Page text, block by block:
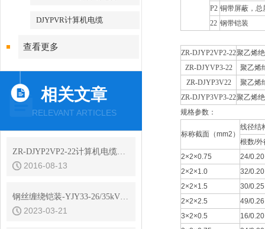
DJYPVR计算机电缆
查看更多
相关文章
RELEVANT ARTICLES
ZR-DJYP2VP2-22计算机电缆执行标准及特性
2016-08-13
钢丝缠绕铠装-YJY33-26/35kV无卤高压电缆
2023-03-21
P2 铜带屏蔽，总
22 钢带铠装
ZR-DJYP2VP2-22聚乙烯
ZR-DJYVP3-22
聚乙烯
ZR-DJYP3V22
聚乙烯
ZR-DJYP3VP3-22聚乙烯
规格参数：
标称截面（mm2）
线径结
根数/外
2×2×0.75
24/0.20
2×2×1.0
32/0.20
2×2×1.5
30/0.25
2×2×2.5
49/0.26
3×2×0.5
16/0.20